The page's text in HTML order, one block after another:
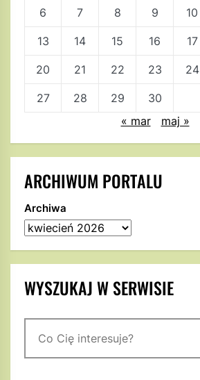
6 7 8 9 10
13 14 15 16 17
20 21 22 23 24
27 28 29
30
« mar
maj »
ARCHIWUM PORTALU
Archiwa
WYSZUKAJ W SERWISIE